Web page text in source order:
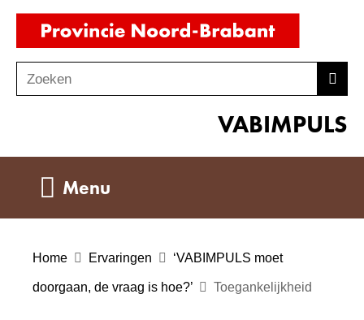
Ga
de
inhoud
o
Zoeken
VABIMPULS
Menu
Home Ervaringen ‘VABIMPULS moet
doorgaan, de vraag is hoe?’ Toegankelijkheid